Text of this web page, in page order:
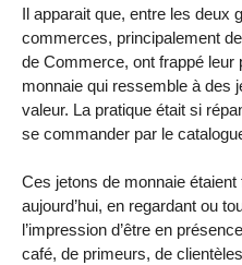
Il apparait que, entre les deux
commerces, principalement
de Commerce, ont frappé leur
monnaie qui ressemble à des
valeur. La pratique était si
se commander par le
Ces jetons de monnaie
aujourd’hui, en regardant ou
l’impression d’être en
café, de primeurs, de